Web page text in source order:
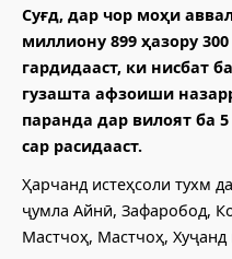
Суғд, дар чор моҳи
миллиону 899 ҳазору
гардидааст, ки нисбат
гузашта афзоиши
паранда дар вилоят ба
сар расидааст.
Ҳарчанд истеҳсоли тухм
ҷумла Айнӣ, Зафаробод,
Мастчоҳ, Мастчоҳ, Хуҷанд